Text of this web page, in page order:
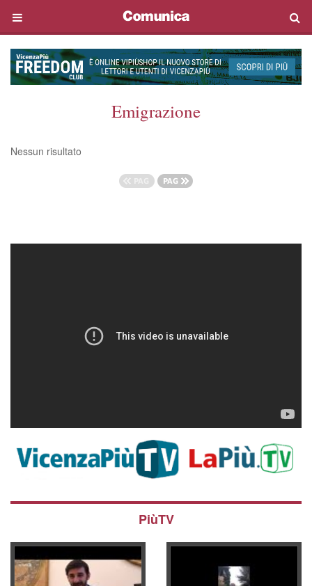
Emigrazione
Nessun risultato
PiùTV